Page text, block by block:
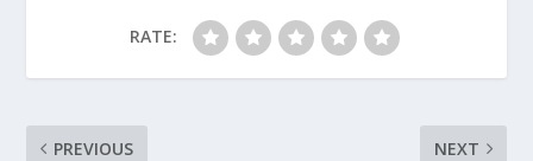
RATE:
PREVIOUS NEXT